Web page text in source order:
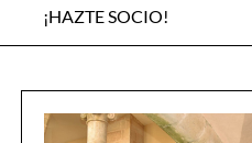
¡HAZTE SOCIO!